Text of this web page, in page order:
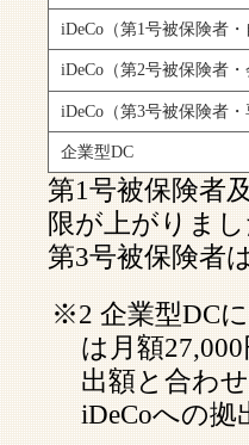
iDeCo（第1号被保険者
iDeCo（第2号被保険者
iDeCo（第3号被保険者
企業型DC
第1号被保険者
限が上がりま
第3号被保険者
※2 企業型DC
は月額
出額と合わ
iDeCoへの